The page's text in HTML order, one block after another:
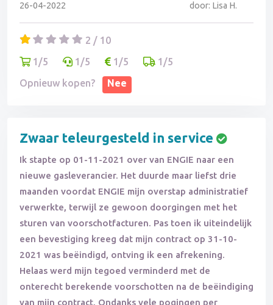
26-04-2022
door: Lisa H.
2 / 10
1/5
1/5 1/5
1/5
Opnieuw kopen?
Nee
Zwaar teleurgesteld in service
Ik stapte op 01-11-2021 over van ENGIE naar een
nieuwe gasleverancier. Het duurde maar liefst drie
maanden voordat ENGIE mijn overstap administratief
verwerkte, terwijl ze gewoon doorgingen met het
sturen van voorschotfacturen. Pas toen ik uiteindelijk
een bevestiging kreeg dat mijn contract op 31-10-
2021 was beëindigd, ontving ik een afrekening.
Helaas werd mijn tegoed verminderd met de
onterecht berekende voorschotten na de beëindiging
van mijn contract. Ondanks vele pogingen per